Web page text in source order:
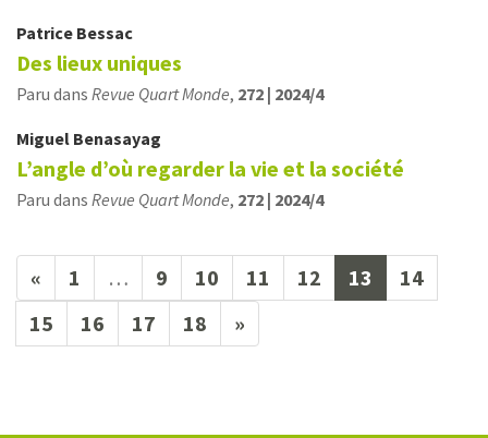
Patrice Bessac
Des lieux uniques
Paru dans Revue Quart Monde, 272 | 2024/4
Miguel Benasayag
L’angle d’où regarder la vie et la société
Paru dans Revue Quart Monde, 272 | 2024/4
« 1 … 9 10 11 12 13 (current)
14
15
16 17 18 »